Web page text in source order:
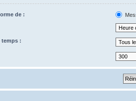
de :
temps :